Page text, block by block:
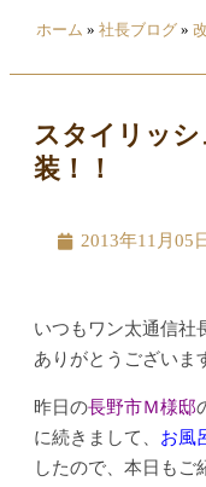
ホーム » 社長ブログ »
スタイリッシ
装！！
2013年11月05
いつもワン太通信社
ありがとうございま
昨日の長野市Ｍ様邸
に続きまして、 お風
したので、本日もご